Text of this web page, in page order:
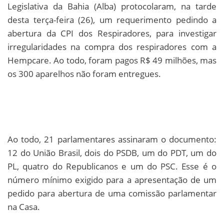
Legislativa da Bahia (Alba) protocolaram, na tarde
desta terça-feira (26), um requerimento pedindo a
abertura da CPI dos Respiradores, para investigar
irregularidades na compra dos respiradores com a
Hempcare. Ao todo, foram pagos R$ 49 milhões, mas
os 300 aparelhos não foram entregues.
Ao todo, 21 parlamentares assinaram o documento:
12 do União Brasil, dois do PSDB, um do PDT, um do
PL, quatro do Republicanos e um do PSC. Esse é o
número mínimo exigido para a apresentação de um
pedido para abertura de uma comissão parlamentar
na Casa.